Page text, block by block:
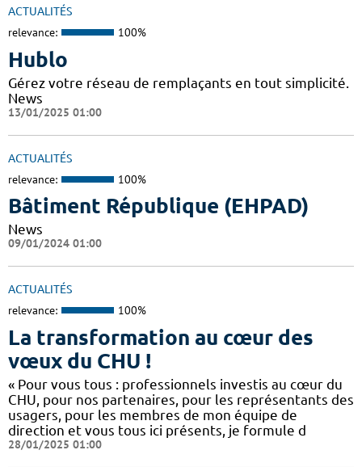
ACTUALITÉS
relevance: 100%
Hublo
Gérez votre réseau de remplaçants en tout simplicité.
News
13/01/2025 01:00
ACTUALITÉS
relevance: 100%
Bâtiment République (EHPAD)
News
09/01/2024 01:00
ACTUALITÉS
relevance: 100%
La transformation au cœur des
vœux du CHU !
« Pour vous tous : professionnels investis au cœur du
CHU, pour nos partenaires, pour les représentants des
usagers, pour les membres de mon équipe de
direction et vous tous ici présents, je formule d
28/01/2025 01:00